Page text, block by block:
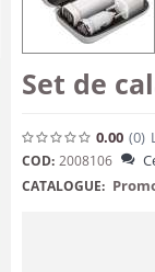
Set de
0.00 (0)
COD: 2008106
CATALOGUE: